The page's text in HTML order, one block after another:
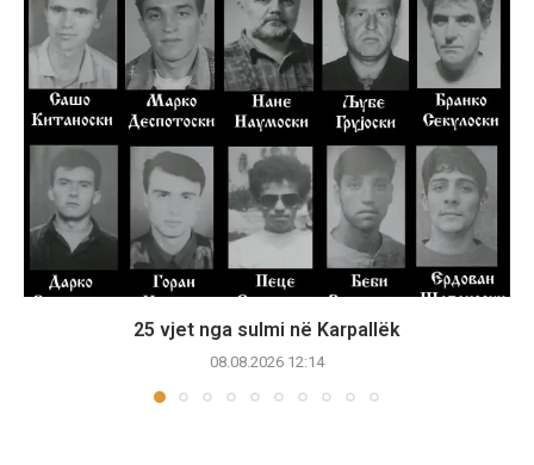
25 vjet nga sulmi në Karpallëk
08.08.2026 12:14